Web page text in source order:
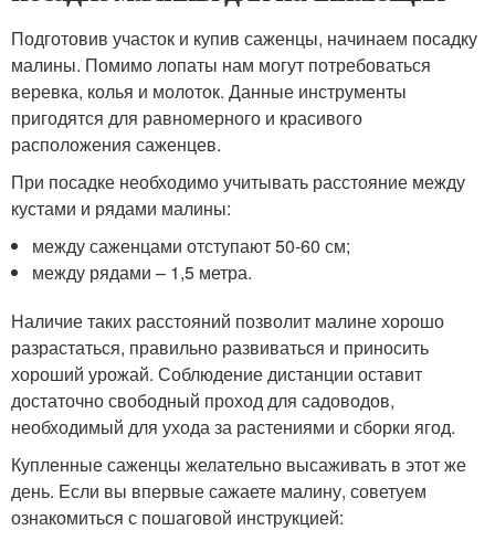
Подготовив участок и купив саженцы, начинаем посадку
малины. Помимо лопаты нам могут потребоваться
веревка, колья и молоток. Данные инструменты
пригодятся для равномерного и красивого
расположения саженцев.
При посадке необходимо учитывать расстояние между
кустами и рядами малины:
между саженцами отступают 50-60 см;
между рядами – 1,5 метра.
Наличие таких расстояний позволит малине хорошо
разрастаться, правильно развиваться и приносить
хороший урожай. Соблюдение дистанции оставит
достаточно свободный проход для садоводов,
необходимый для ухода за растениями и сборки ягод.
Купленные саженцы желательно высаживать в этот же
день. Если вы впервые сажаете малину, советуем
ознакомиться с пошаговой инструкцией: